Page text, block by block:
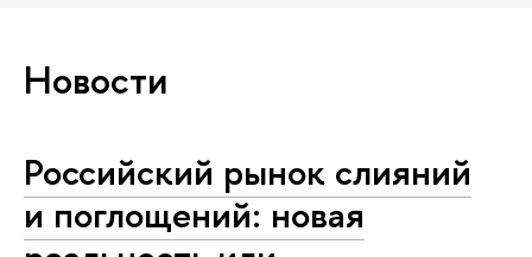
Новости
Российский рынок слияний
и поглощений: новая